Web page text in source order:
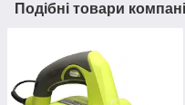
Подібні товари